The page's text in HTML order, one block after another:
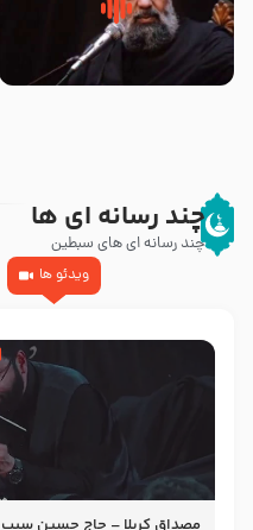
سلام جوانی که امام حسین علیه
السلام خودش جوابش را دادند
چند رسانه ای ها
چند رسانه ای های سبطین
ویدئو ها
مصداق کربلا – حاج حسین